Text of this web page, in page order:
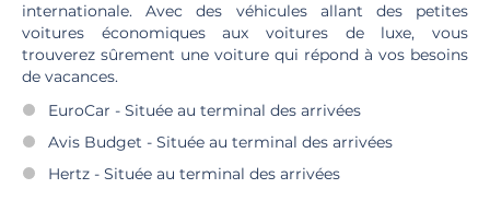
internationale. Avec des véhicules allant des petites
voitures économiques aux voitures de luxe, vous
trouverez sûrement une voiture qui répond à vos besoins
de vacances.
EuroCar - Située au terminal des arrivées
Avis Budget - Située au terminal des arrivées
Hertz - Située au terminal des arrivées